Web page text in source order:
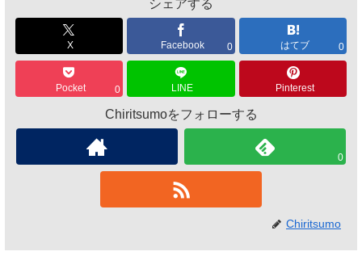
シェアする
X Facebook 0 はてブ 0
Pocket 0 LINE Pinterest
Chiritsumoをフォローする
0
Chiritsumo